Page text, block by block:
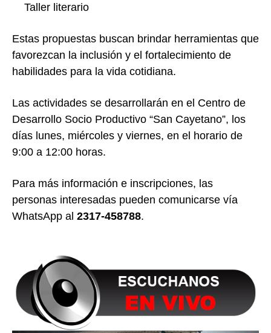
Taller literario
Estas propuestas buscan brindar herramientas que
favorezcan la inclusión y el fortalecimiento de
habilidades para la vida cotidiana.
Las actividades se desarrollarán en el Centro de
Desarrollo Socio Productivo “San Cayetano”, los
días lunes, miércoles y viernes, en el horario de
9:00 a 12:00 horas.
Para más información e inscripciones, las
personas interesadas pueden comunicarse vía
WhatsApp al 2317-458788.